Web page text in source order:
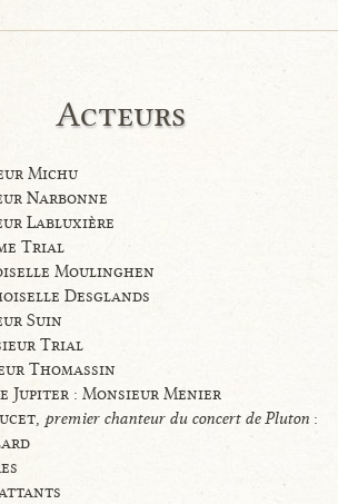
Acteurs
Michu
Narbonne
Labluxière
Trial
Moulinghen
Desglands
Suin
Trial
Thomassin
Jupiter : Monsieur Menier
premier chanteur du concert de Pluton: